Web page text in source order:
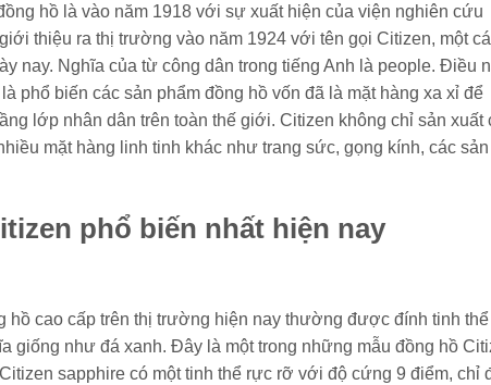
hồ là vào năm 1918 với sự xuất hiện của viện nghiên cứu
thiệu ra thị trường vào năm 1924 với tên gọi Citizen, một
nay. Nghĩa của từ công dân trong tiếng Anh là people. Điều
phổ biến các sản phẩm đồng hồ vốn đã là mặt hàng xa xỉ để
lớp nhân dân trên toàn thế giới. Citizen không chỉ sản xuất
mặt hàng linh tinh khác như trang sức, gọng kính, các sản
phổ biến nhất hiện nay
hồ cao cấp trên thị trường hiện nay thường được đính tinh thể
giống như đá xanh. Đây là một trong những mẫu đồng hồ
sapphire có một tinh thể rực rỡ với độ cứng 9 điểm, chỉ